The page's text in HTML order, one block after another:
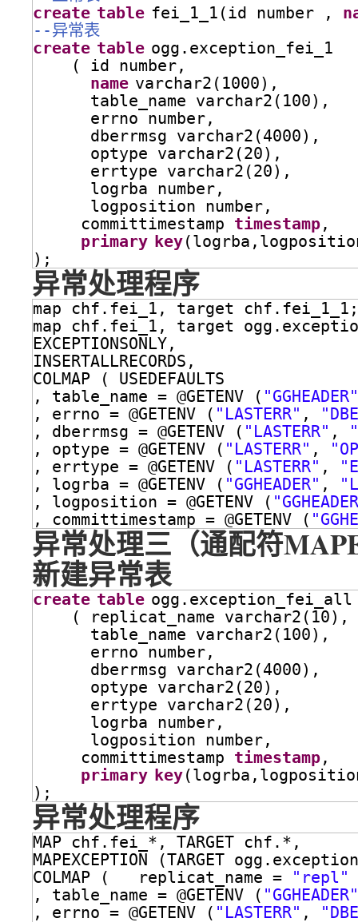
create table fei_1_1(id number ,
--异常表
create table ogg.exception_fei_1
( id number,
name varchar2(1000),
table_name varchar2(100),
errno number,
dberrmsg varchar2(4000),
optype varchar2(20),
errtype varchar2(20),
logrba number,
logposition number,
committimestamp timestamp,
primary key
);
异常处理程序
map chf.fei_1, target chf.fei_1_1;
map chf.fei_1, target
EXCEPTIONSONLY,
INSERTALLRECORDS,
COLMAP ( USEDEFAULTS
, table_name = @GETENV ( "GGHEADER"
, errno = @GETENV ( "LASTERR" ,
, dberrmsg = @GETENV ( "LASTERR" ,
, optype = @GETENV ( "LASTERR" ,
, errtype = @GETENV ( "LASTERR" ,
, logrba = @GETENV ( "GGHEADER" ,
, logposition = @GETENV (
, committimestamp = @GETENV (
异常处理三（通配符
新建异常表
create table ogg.exception_fei_all
( replicat_name varchar2(10),
table_name varchar2(100),
errno number,
dberrmsg varchar2(4000),
optype varchar2(20),
errtype varchar2(20),
logrba number,
logposition number,
committimestamp timestamp,
primary key
);
异常处理程序
MAP chf.fei_*, TARGET chf.*,
MAPEXCEPTION (TARGET
COLMAP (   replicat_name =
"repl"
, table_name = @GETENV ( "GGHEADER"
, errno = @GETENV ( "LASTERR" ,